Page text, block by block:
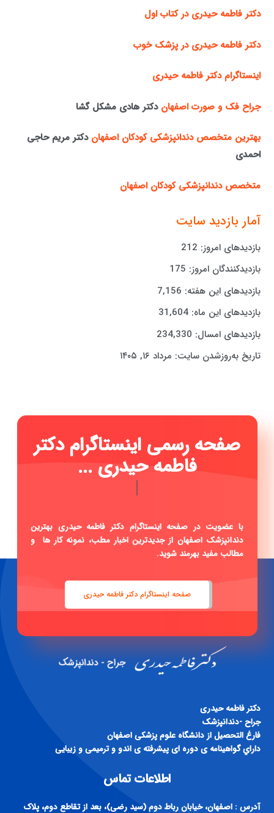
دکتر فاطمه حیدری در کتاب اول
دکتر فاطمه حیدری در پزشک خوب
اینستاگرام دکتر فاطمه حیدری
جراح فک و صورت اصفهان دکتر هادی مشکل گشا
بهترین متخصص دندانپزشکی کودکان اصفهان دکتر مریم حاجی
احمدی
متخصص دندانپزشکی کودکان اصفهان
آمار بازدید سایت
بازدیدهای امروز: 212
بازدیدکنندگان امروز: 175
بازدیدهای این هفته: 7,156
بازدیدهای این ماه:31,604
بازدیدهای امسال: 234,330
تاریخ به‌روزشدن سایت: مرداد ۱۶, ۱۴۰۵
صفحه رسمی اینستاگرام دکتر
فاطمه حیدری ...
|
با عضویت در صفحه اینستاگرام دکتر فاطمه حیدری بهترین
دندانپزشک اصفهان از جدیدترین اخبار مطب، نمونه کار ها و
مطالب مفید بهرمند شوید.
صفحه اینستاگرام دکتر فاطمه حیدری
دكتر فاطمه حيدری
جراح -دندانپزشک
فارغ التحصيل از دانشگاه علوم پزشكی اصفهان
داراي گواهينامه ی دوره ای پيشرفته ی اندو و ترميمی و زيبايی
اطلاعات تماس
آدرس : اصفهان، خیابان رباط دوم (سید رضی)، بعد از تقاطع دوم، پلاک